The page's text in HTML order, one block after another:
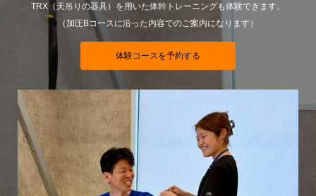
TRX（天吊りの器具）を用いた体幹トレーニングも体験できます。
（加圧Bコースに沿った内容でのご案内になります）
体験コースを予約する